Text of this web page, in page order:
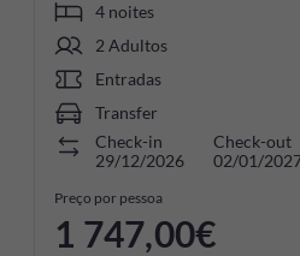
4 noites
2 Adultos
Entradas
Transfer
Check-in
29/12/2026
Check-out
02/01/
Preço por pessoa
1 747,00€